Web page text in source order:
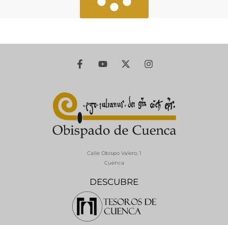
DESCUBRE
Calle Obispo Valero, 1
Cuenca